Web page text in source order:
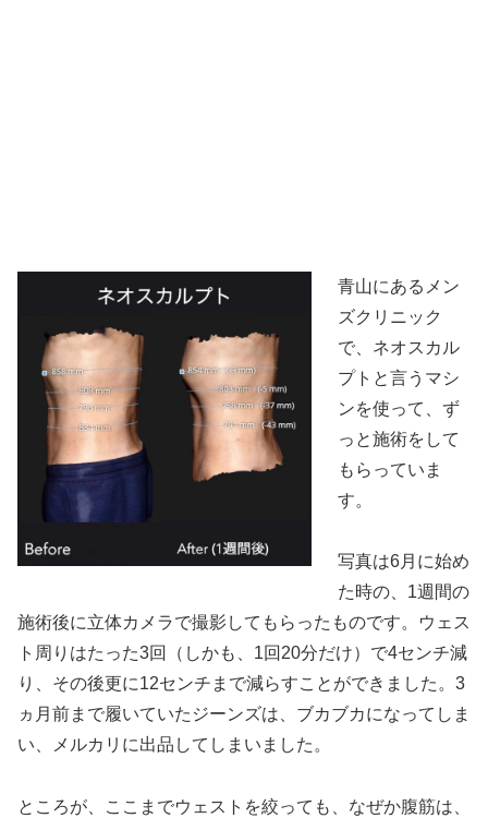
青山にあるメン
ズクリニック
で、ネオスカル
プトと言うマシ
ンを使って、ず
っと施術をして
もらっていま
す。
写真は6月に始め
た時の、1週間の
施術後に立体カメラで撮影してもらったものです。ウェス
ト周りはたった3回（しかも、1回20分だけ）で4センチ減
り、その後更に12センチまで減らすことができました。3
ヵ月前まで履いていたジーンズは、ブカブカになってしま
い、メルカリに出品してしまいました。
ところが、ここまでウェストを絞っても、なぜか腹筋は、